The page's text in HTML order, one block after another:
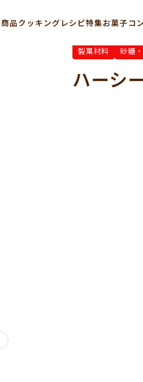
商品クッキングレシピ特集お菓子コ
製菓材料 砂糖
ハーシ